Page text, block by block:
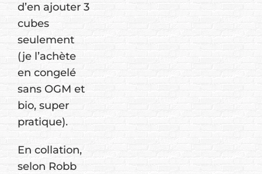
d’en ajouter 3
cubes
seulement
(je l’achète
en congelé
sans OGM et
bio, super
pratique).
En collation,
selon Robb